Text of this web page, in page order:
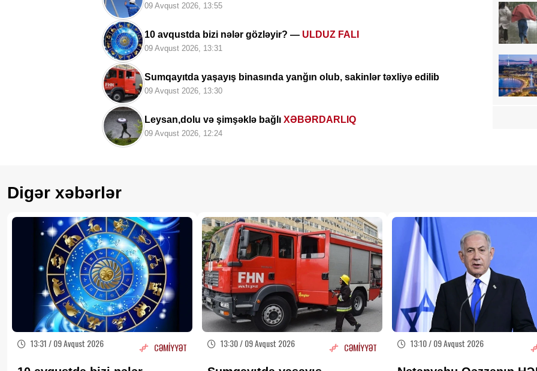
09 Avqust 2026, 13:55
10 avqustda bizi nələr gözləyir? — ULDUZ FALI
09 Avqust 2026, 13:31
Sumqayıtda yaşayış binasında yanğın olub, sakinlər təxliyə edilib
09 Avqust 2026, 13:30
Leysan,dolu və şimşəklə bağlıXƏBƏRDARLIQ
09 Avqust 2026, 12:24
Digər xəbərlər
13:31 / 09 Avqust 2026 CƏMİYYƏT 13:30 / 09 Avqust 2026 CƏMİYYƏT 13:10 / 09 Avqust 2026